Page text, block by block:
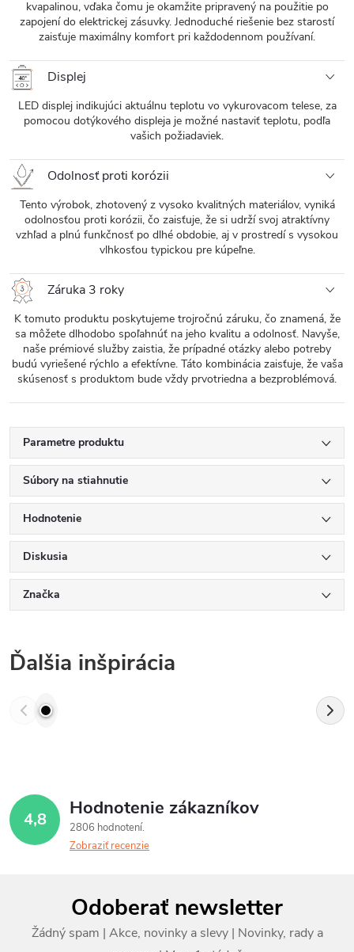
kvapalinou, vďaka čomu je okamžite pripravený na použitie po
zapojení do elektrickej zásuvky. Jednoduché riešenie bez starostí
zaisťuje maximálny komfort pri každodennom používaní.
Displej
LED displej indikujúci aktuálnu teplotu vo vykurovacom telese, za
pomocou dotýkového displeja je možné nastaviť teplotu, podľa
vašich požiadaviek.
Odolnosť proti korózii
Tento výrobok, zhotovený z vysoko kvalitných materiálov, vyniká
odolnosťou proti korózii, čo zaisťuje, že si udrží svoj atraktívny
vzhľad a plnú funkčnosť po dlhé obdobie, aj v prostredí s vysokou
vlhkosťou typickou pre kúpeľne.
Záruka 3 roky
K tomuto produktu poskytujeme trojročnú záruku, čo znamená, že
sa môžete dlhodobo spoľahnúť na jeho kvalitu a odolnosť. Navyše,
naše prémiové služby zaistia, že prípadné otázky alebo potreby
budú vyriešené rýchlo a efektívne. Táto kombinácia zaisťuje, že vaša
skúsenosť s produktom bude vždy prvotriedna a bezproblémová.
Parametre produktu
Súbory na stiahnutie
Hodnotenie
Diskusia
Značka
Ďalšia inšpirácia
4,8 Hodnotenie zákazníkov
2806 hodnotení
Zobraziť recenzie
Odoberať newsletter